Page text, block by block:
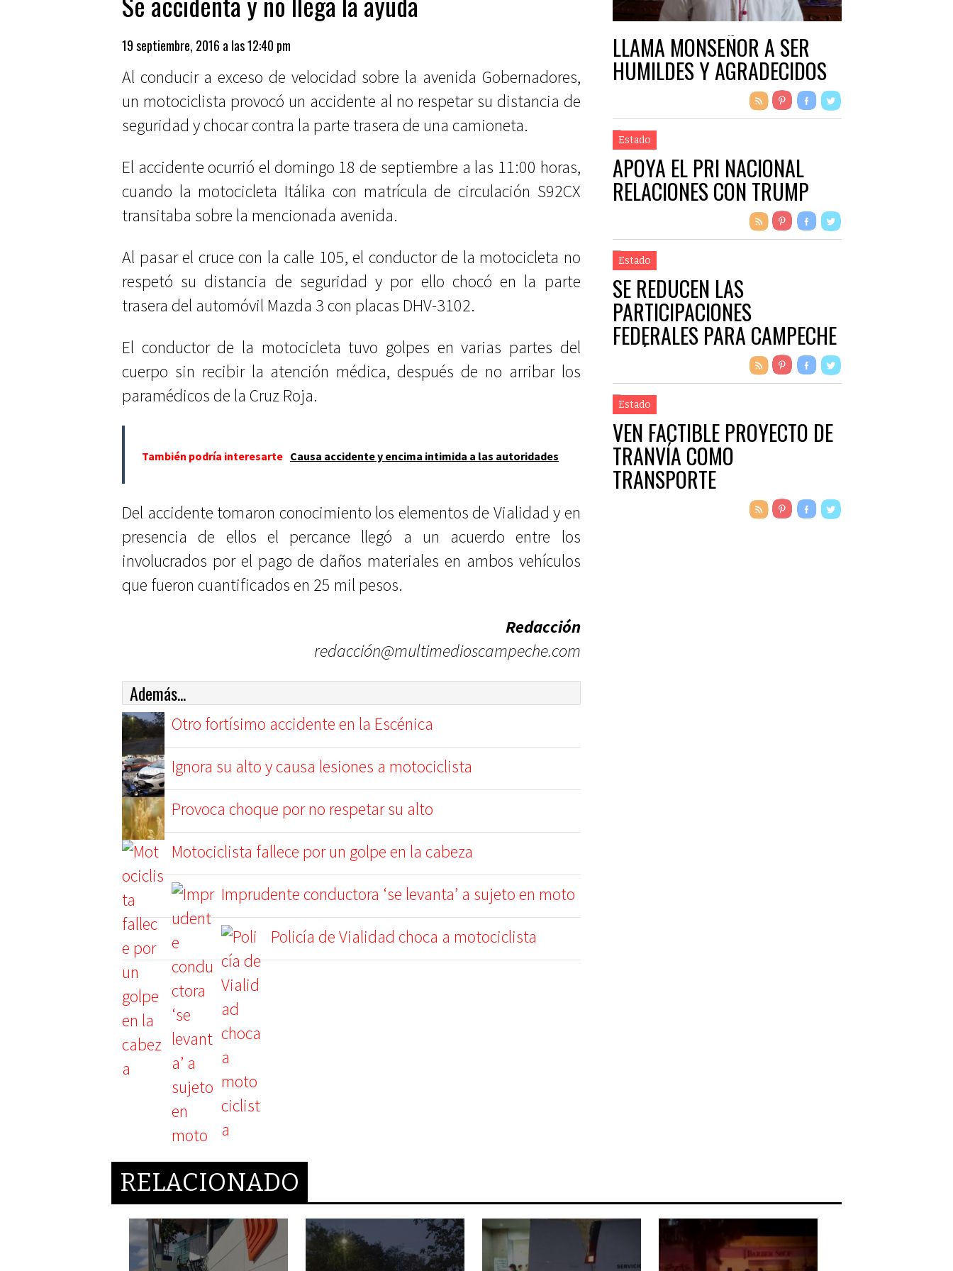
19 septiembre, 2016 a las 12:40 pm
Al conducir a exceso de velocidad sobre la avenida Gobernadores,
un motociclista provocó un accidente al no respetar su distancia de
seguridad y chocar contra la parte trasera de una camioneta.
El accidente ocurrió el domingo 18 de septiembre a las 11:00 horas,
cuando la motocicleta Itálika con matrícula de circulación S92CX
transitaba sobre la mencionada avenida.
Al pasar el cruce con la calle 105, el conductor de la motocicleta no
respetó su distancia de seguridad y por ello chocó en la parte
trasera del automóvil Mazda 3 con placas DHV-3102.
El conductor de la motocicleta tuvo golpes en varias partes del
cuerpo sin recibir la atención médica, después de no arribar los
paramédicos de la Cruz Roja.
También podría interesarte Causa accidente y encima intimida a las autoridades
Del accidente tomaron conocimiento los elementos de Vialidad y en
presencia de ellos el percance llegó a un acuerdo entre los
involucrados por el pago de daños materiales en ambos vehículos
que fueron cuantificados en 25 mil pesos.
Redacción
redacción@multimedioscampeche.com
Además...
Otro fortísimo accidente en la Escénica
Ignora su alto y causa lesiones a motociclista
Provoca choque por no respetar su alto
Motociclista fallece por un golpe en la cabeza
Imprudente conductora ‘se levanta’ a sujeto en moto
Policía de Vialidad choca a motociclista
LLAMA MONSEÑOR A SER
HUMILDES Y AGRADECIDOS
Estado
APOYA EL PRI NACIONAL
RELACIONES CON TRUMP
Estado
SE REDUCEN LAS
PARTICIPACIONES
FEDERALES PARA CAMPECHE
EN ÚLTIMOS CINCO MESES
Estado
VEN FACTIBLE PROYECTO DE
TRANVÍA COMO
TRANSPORTE
RELACIONADO